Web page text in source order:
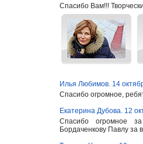
Спасибо Вам!!!
Илья Любимов. 14
Спасибо огромное,
Екатерина Дубова. 12
Спасибо огромное
Бордаченкову Павлу за